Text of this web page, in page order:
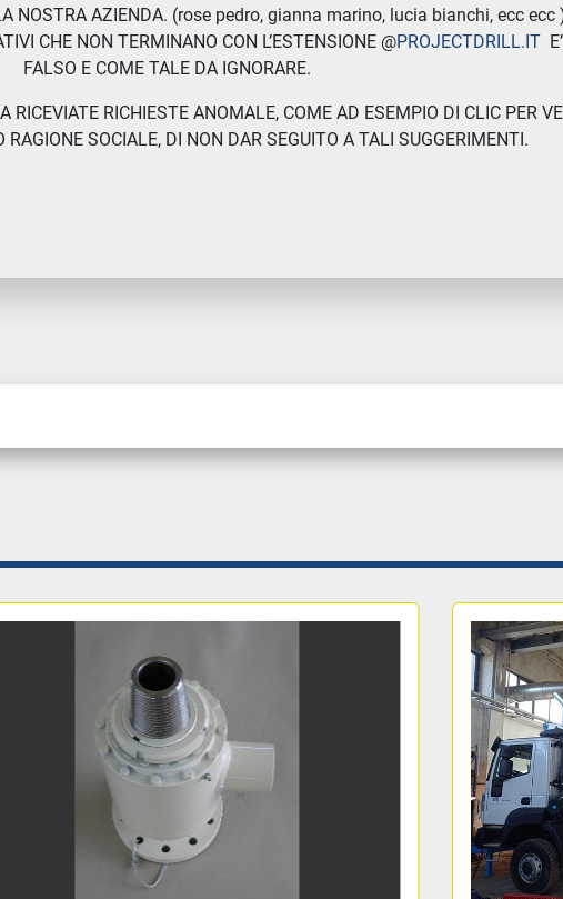
NOSTRA AZIENDA. (rose pedro, gianna marino, lucia bianchi, ecc ecc
CHE NON TERMINANO CON L’ESTENSIONE @PROJECTDRILL.IT
FALSO E COME TALE DA IGNORARE.
RICEVIATE RICHIESTE ANOMALE, COME AD ESEMPIO DI CLIC PER
RAGIONE SOCIALE, DI NON DAR SEGUITO A TALI SUGGERIMENTI.